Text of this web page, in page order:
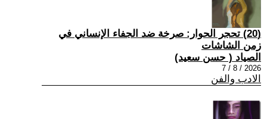
(20) تحجر الحوار: صرخة ضد الجفاء الإنساني في
زمن الشاشات
الصياد ‏( حسن سعيد‏)
2026 / 8 / 7
الادب والفن